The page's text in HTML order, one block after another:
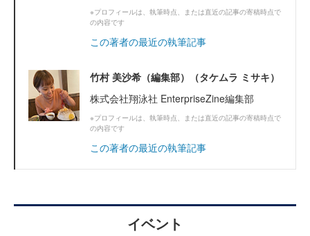
※プロフィールは、執筆時点、または直近の記事の寄稿時点で
の内容です
この著者の最近の執筆記事
竹村 美沙希（編集部）（タケムラ ミサキ）
株式会社翔泳社 EnterpriseZine編集部
※プロフィールは、執筆時点、または直近の記事の寄稿時点で
の内容です
この著者の最近の執筆記事
イベント